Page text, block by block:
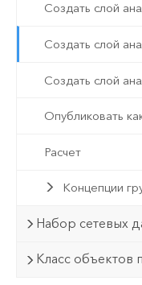
Создать слой
Создать слой
Создать слой
Опубликовать
Расчет
Концепции
Набор сетевых
Класс объектов